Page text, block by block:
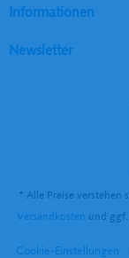
Informationen
Newsletter
* Alle Preise verstehen
Versandkosten und
Cookie-Einstellungen